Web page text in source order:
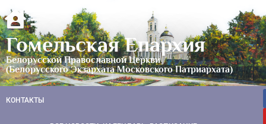
Гомельская Епархия
Белорусской Православной Церкви
(Белорусского Экзархата Московского Патриархата)
КОНТАКТЫ